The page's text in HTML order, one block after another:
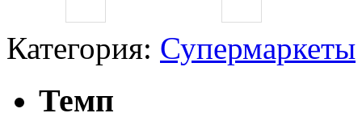
Категория: Супермаркеты
Темп